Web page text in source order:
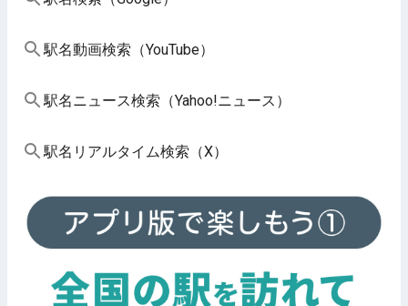
駅名動画検索（YouTube）
駅名ニュース検索（Yahoo!ニュース）
駅名リアルタイム検索（X）